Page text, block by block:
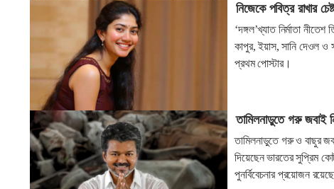
নিজেকে পবিত্র রাখার
‘দঙ্গল’খ্যাত নির্মাতা
কাপুর, ইয়াস, সানি দেওল ও
প্রথম পোস্টার।
তামিলনাড়ুতে গরু জবাই
তামিলনাড়ুতে গরু ও বাছুর
দিয়েছেন ভারতের সুপ্রিম
পুনর্বিবেচনার প্রয়োজন